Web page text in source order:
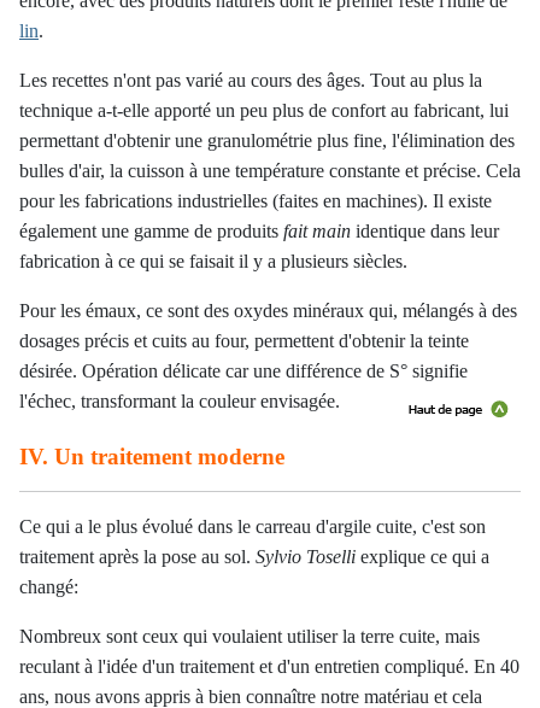
lin.
Les recettes n'ont pas varié au cours des âges. Tout au plus la
technique a-t-elle apporté un peu plus de confort au fabricant, lui
permettant d'obtenir une granulométrie plus fine, l'élimination des
bulles d'air, la cuisson à une température constante et précise. Cela
pour les fabrications industrielles (faites en machines). Il existe
également une gamme de produits fait main identique dans leur
fabrication à ce qui se faisait il y a plusieurs siècles.
Pour les émaux, ce sont des oxydes minéraux qui, mélangés à des
dosages précis et cuits au four, permettent d'obtenir la teinte
désirée. Opération délicate car une différence de S° signifie
l'échec, transformant la couleur envisagée.
IV. Un traitement moderne
Ce qui a le plus évolué dans le carreau d'argile cuite, c'est son
traitement après la pose au sol. Sylvio Toselli explique ce qui a
changé:
Nombreux sont ceux qui voulaient utiliser la terre cuite, mais
reculant à l'idée d'un traitement et d'un entretien compliqué. En 40
ans, nous avons appris à bien connaître notre matériau et cela